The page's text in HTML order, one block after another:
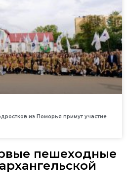
из Поморья примут участие
пешеходные